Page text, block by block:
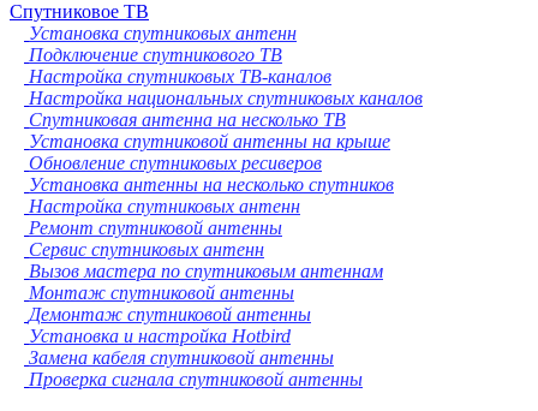
Спутниковое ТВ
Установка спутниковых антенн
Подключение спутникового ТВ
Настройка спутниковых ТВ-каналов
Настройка национальных спутниковых каналов
Спутниковая антенна на несколько ТВ
Установка спутниковой антенны на крыше
Обновление спутниковых ресиверов
Установка антенны на несколько спутников
Настройка спутниковых антенн
Ремонт спутниковой антенны
Сервис спутниковых антенн
Вызов мастера по спутниковым антеннам
Монтаж спутниковой антенны
Демонтаж спутниковой антенны
Установка и настройка Hotbird
Замена кабеля спутниковой антенны
Проверка сигнала спутниковой антенны